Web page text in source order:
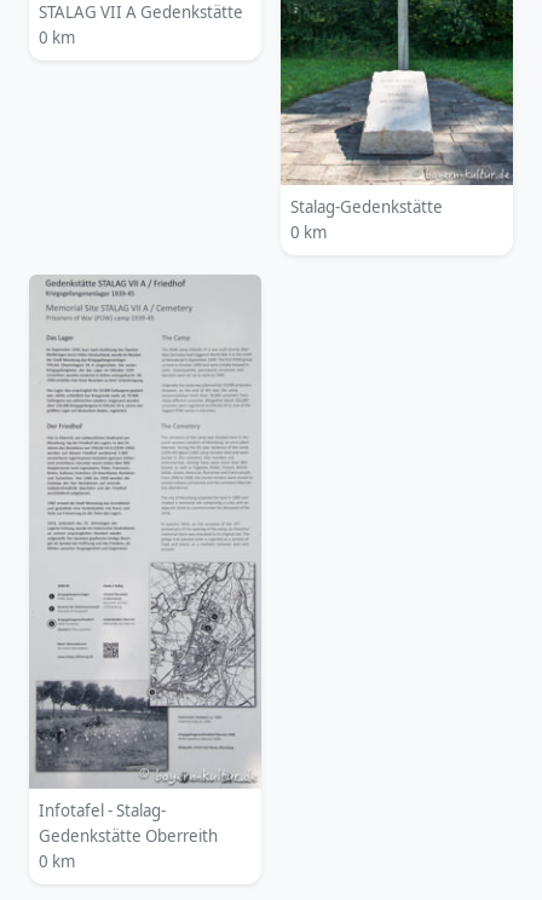
STALAG VII A Gedenkstätte
0 km
Stalag-Gedenkstätte
0 km
Infotafel - Stalag-
Gedenkstätte Oberreith
0 km